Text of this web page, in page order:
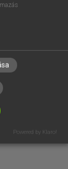
Powered by Klaro!